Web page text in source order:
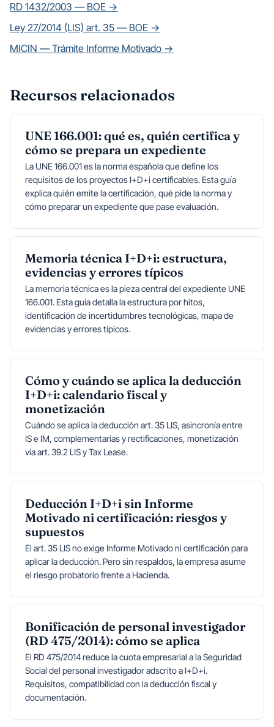
RD 1432/2003 — BOE →
Ley 27/2014 (LIS) art. 35 — BOE →
MICIN — Trámite Informe Motivado →
Recursos relacionados
UNE 166.001: qué es, quién certifica y
cómo se prepara un expediente
La UNE 166.001 es la norma española que define los
requisitos de los proyectos I+D+i certificables. Esta guía
explica quién emite la certificación, qué pide la norma y
cómo preparar un expediente que pase evaluación.
Memoria técnica I+D+i: estructura,
evidencias y errores típicos
La memoria técnica es la pieza central del expediente UNE
166.001. Esta guía detalla la estructura por hitos,
identificación de incertidumbres tecnológicas, mapa de
evidencias y errores típicos.
Cómo y cuándo se aplica la deducción
I+D+i: calendario fiscal y
monetización
Cuándo se aplica la deducción art. 35 LIS, asincronía entre
IS e IM, complementarias y rectificaciones, monetización
vía art. 39.2 LIS y Tax Lease.
Deducción I+D+i sin Informe
Motivado ni certificación: riesgos y
supuestos
El art. 35 LIS no exige Informe Motivado ni certificación para
aplicar la deducción. Pero sin respaldos, la empresa asume
el riesgo probatorio frente a Hacienda.
Bonificación de personal investigador
(RD 475/2014): cómo se aplica
El RD 475/2014 reduce la cuota empresarial a la Seguridad
Social del personal investigador adscrito a I+D+i.
Requisitos, compatibilidad con la deducción fiscal y
documentación.